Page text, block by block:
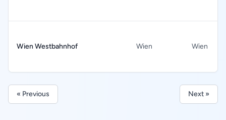
Wien Westbahnhof Wien Wien
« Previous Next »